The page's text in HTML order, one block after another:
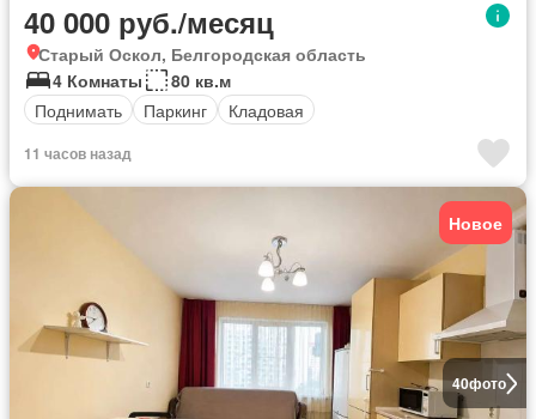
40 000 руб./месяц
Старый Оскол, Белгородская область
4 Комнаты
80 кв.м
Поднимать
Паркинг Кладовая
11 часов назад
40фото
Новое